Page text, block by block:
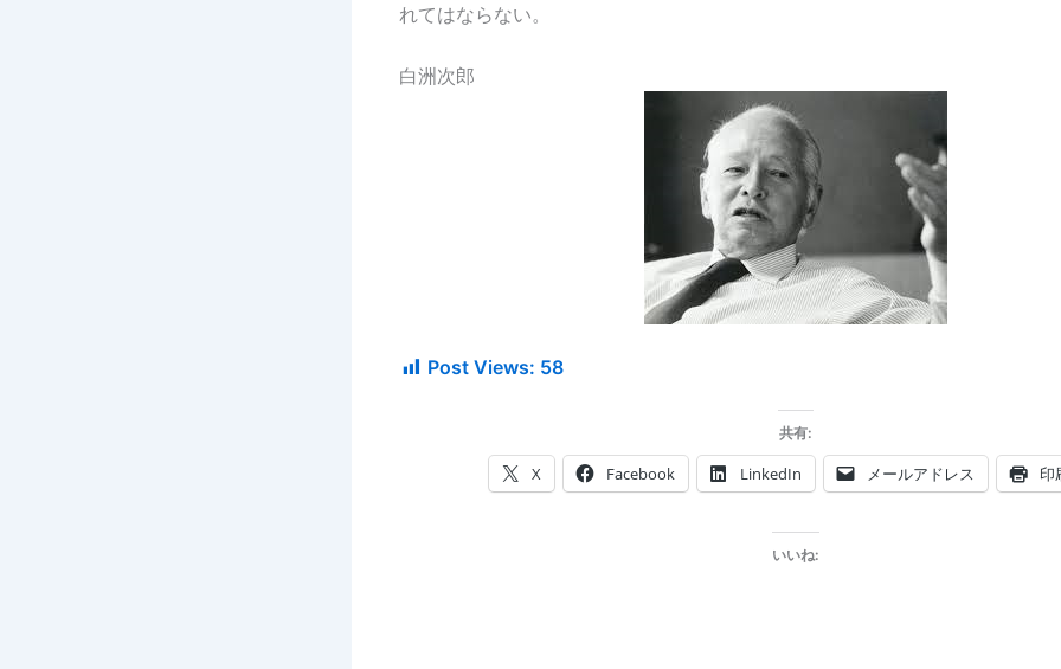
れてはならない。
白洲次郎
Post Views: 58
共有:
X Facebook LinkedIn メールアドレス 印
いいね: